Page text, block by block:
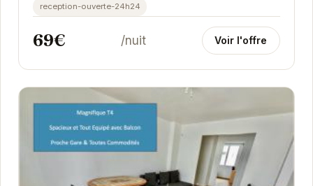
reception-ouverte-24h24
69€ /nuit Voir l'offre